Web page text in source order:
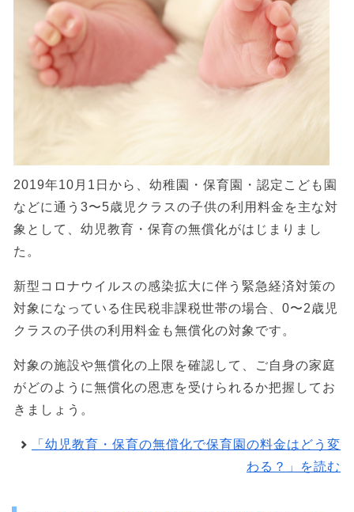
2019年10月1日から、幼稚園・保育園・認定こども園
などに通う3〜5歳児クラスの子供の利用料金を主な対
象として、幼児教育・保育の無償化がはじまりまし
た。
新型コロナウイルスの感染拡大に伴う緊急経済対策の
対象になっている住民税非課税世帯の場合、0〜2歳児
クラスの子供の利用料金も無償化の対象です。
対象の施設や無償化の上限を確認して、ご自身の家庭
がどのように無償化の恩恵を受けられるか把握してお
きましょう。
「幼児教育・保育の無償化で保育園の料金はどう変
わる？」を読む